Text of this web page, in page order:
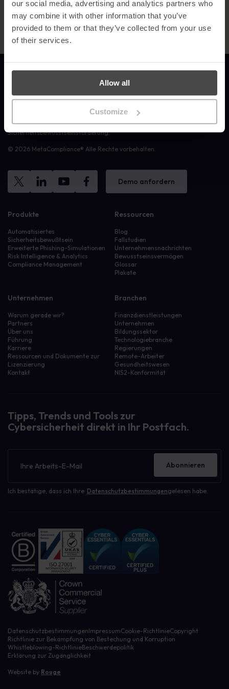
our social media, advertising and analytics partners who
may combine it with other information that you’ve
provided to them or that they’ve collected from your use
of their services.
Allow all
Customize
gewählt.
Link zur Homepage
MetaCompliance bietet Unternehmen und Organisationen praxisnahe,
individuell angepasste und messbare Schulungen zur
Sicherheitsbewusstseinsförderung.
© 2026 MetaCompliance® Alle Rechte vorbehalten.
Demo anfordern
Produkte
Automatisiertes
Sicherheitsbewußtsein
Erweiterte Phishing-Simulationen
Risk Intelligence & Analytics
Compliance Management
Ressourcen
Blog
Fallstudien
Unternehmensnachrichten
Bewusstseinsvermögen
Glossar
Plakate
Unternehmen
Warum gerade wir?
Partners
Über uns
Führung
Karriere
Ressourcen und Dokumente zur
Lizenzierung
Kontakt
Branchen
Finanzdienstleistungen
Unternehmen
Bildungssektor
Technologiebranche
Regierungen
Remote-Arbeiter
Gesundheitswesen
NIS2-Konformität
Tipps, Trends und Tools zur
Cybersicherheit direkt in Ihr Postfach.
Ich bestätige, dass ich Ihre Datenschutzbestimmungengelesen habe.
Abonnieren
DatenschutzbestimmungenImpressumCookie-RichtlinieCopyright
Richtlinie zur Bekämpfung von Bestechung und Korruption
Whistleblowing-RichtlinieBeschwerdepolitik
Erklärung zur Zugänglichkeit
Website by Rouge